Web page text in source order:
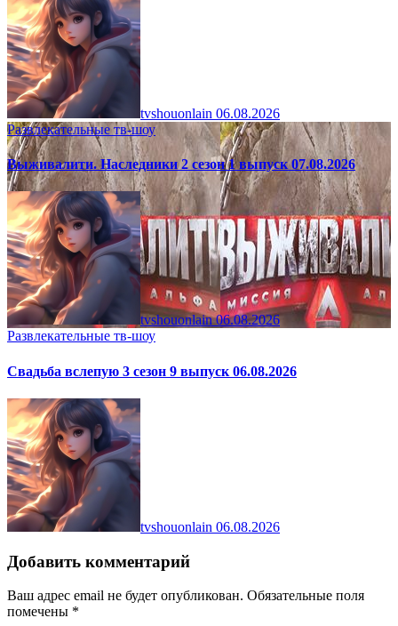
tvshouonlain 06.08.2026
Развлекательные тв-шоу
Выживалити. Наследники 2 сезон 1 выпуск 07.08.2026
tvshouonlain06.08.2026
Развлекательные тв-шоу
Свадьба вслепую 3 сезон 9 выпуск 06.08.2026
tvshouonlain 06.08.2026
Добавить комментарий
Ваш адрес email не будет опубликован. Обязательные поля
помечены *